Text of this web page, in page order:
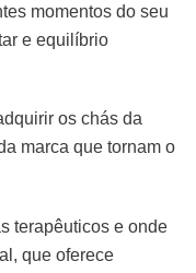
momentos do seu
e equilíbrio
os chás da
marca que tornam o
terapêuticos e onde
que oferece